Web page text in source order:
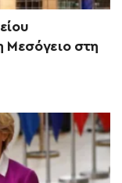
Μεσόγειο στη